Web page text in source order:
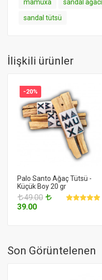
mamuxa sandal ağacı
sandal tütsü
İlişkili ürünler
-20%
Palo Santo Ağaç Tütsü -
Küçük Boy 20 gr
49.00
39.00
Son Görüntelenen